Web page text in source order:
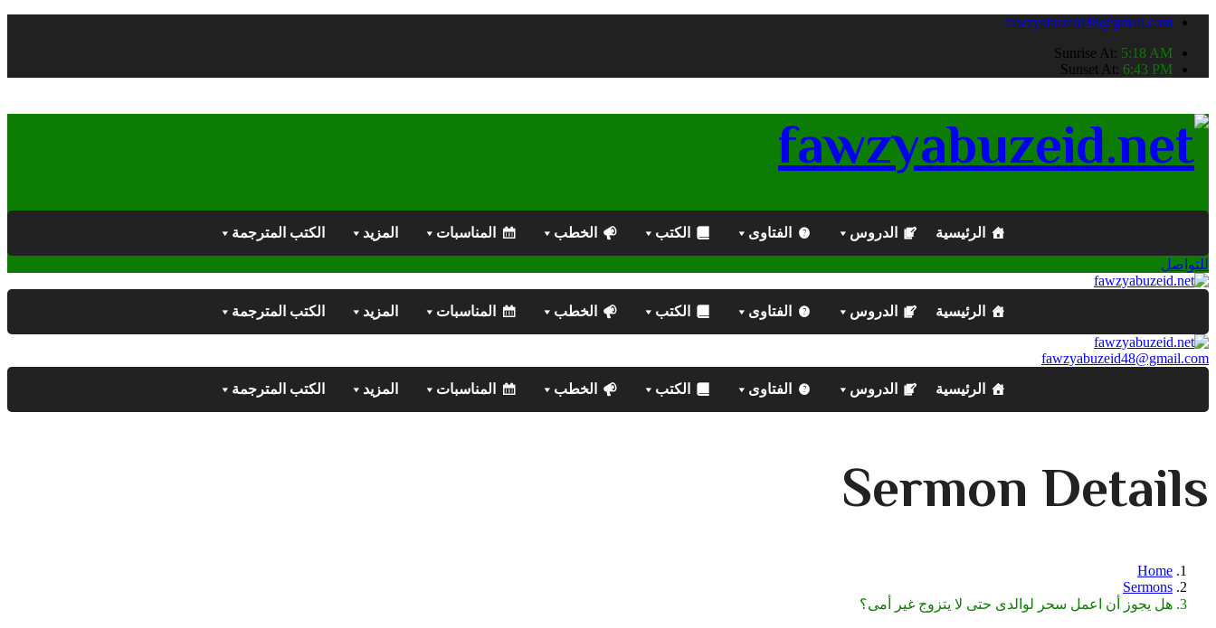
fawzyabuzeid48@gmail.com
Sunrise At: 5:18 AM
Sunset At: 6:43 PM
الرئيسية الدروس الفتاوى الكتب الخطب المناسبات المزيد الكتب المترجمة
للتواصل
الرئيسية الدروس الفتاوى الكتب الخطب المناسبات المزيد الكتب المترجمة
fawzyabuzeid48@gmail.com
الرئيسية
الدروس الفتاوى الكتب الخطب المناسبات المزيد الكتب المترجمة
Sermon Details
Home
Sermons
هل يجوز أن اعمل سحر لوالدى حتى لا يتزوج غير أمى؟